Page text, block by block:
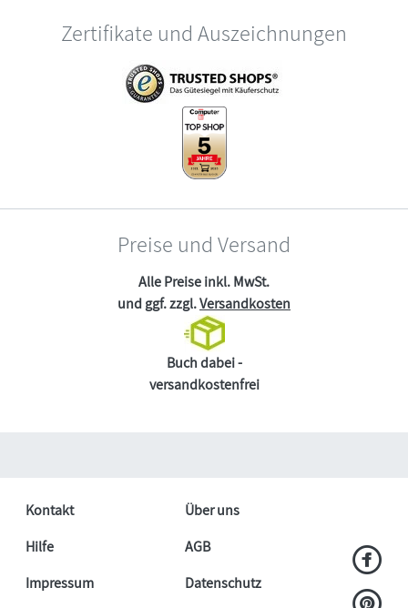
Zertifikate und Auszeichnungen
Preise und Versand
Alle Preise inkl. MwSt.
und ggf. zzgl.Versandkosten
Buch dabei -
versandkostenfrei
Kontakt
Über uns
Hilfe
AGB
Impressum
Datenschutz